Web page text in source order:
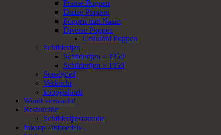
Franse Poppen
Duitse Poppen
Poppen met Naam
Diverse Poppen
Celluloid Poppen
Schilderijen
Schilderijen < 1950
Schilderijen > 1950
Speelgoed
Verkocht
koopjeshoek
Wordt verwacht!
Restauratie
Schilderijrestauratie
Inkoop / inboedels